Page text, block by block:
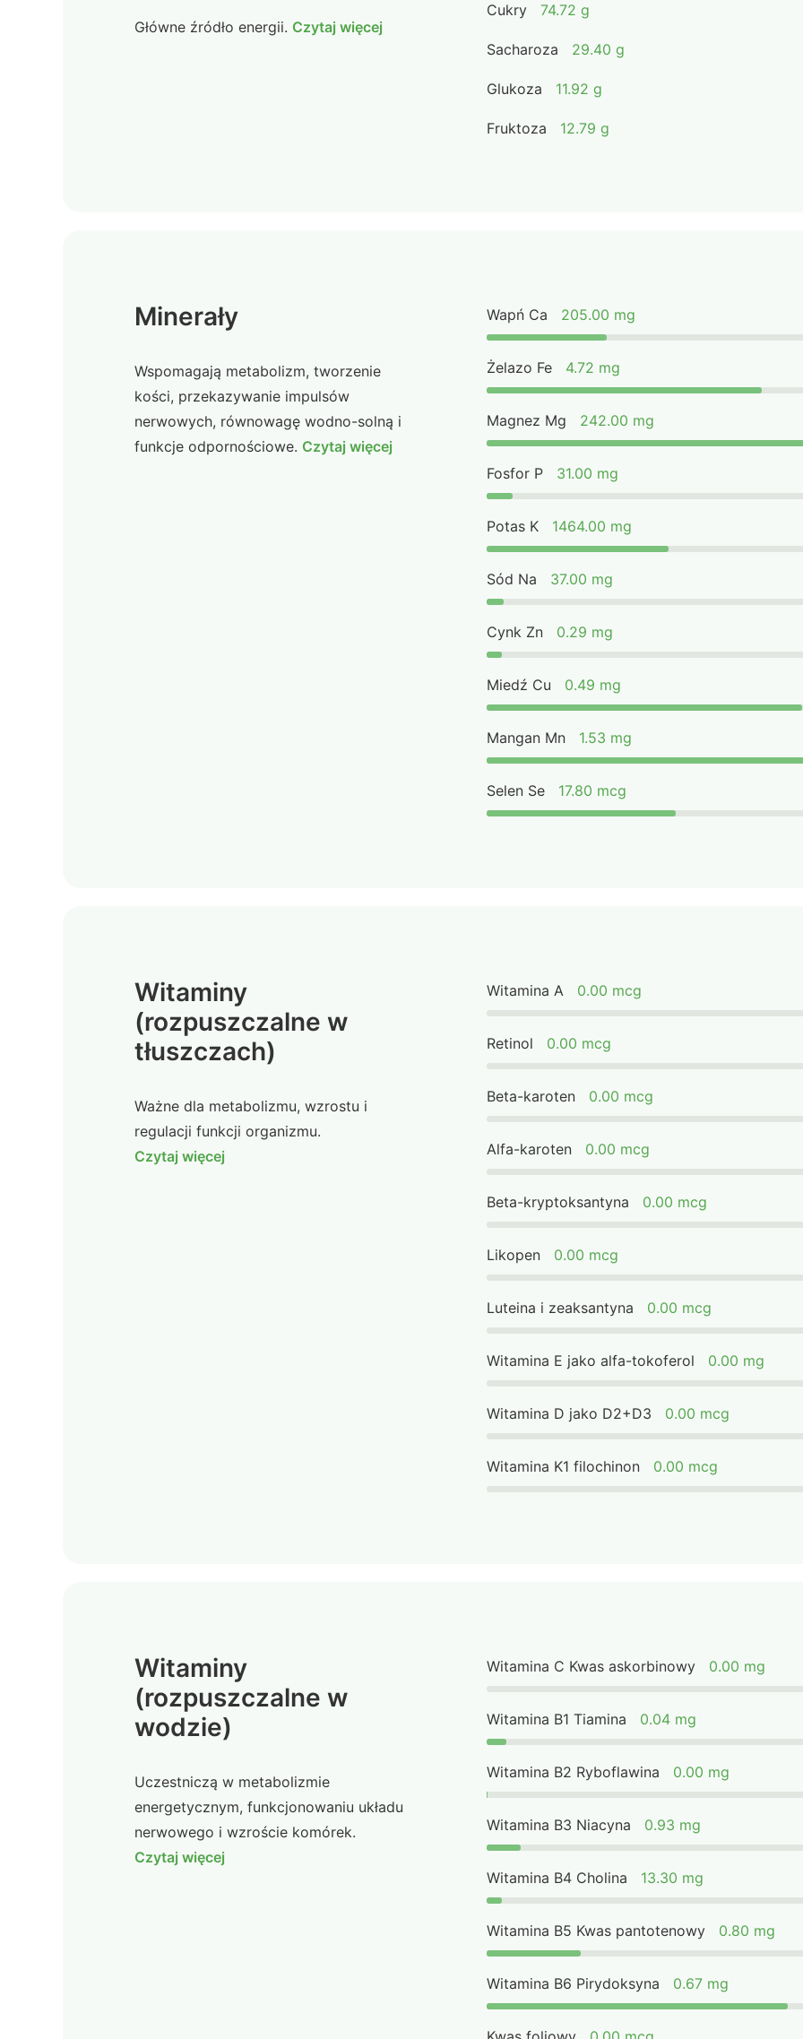
Główne źródło energii. Czytaj więcej
Cukry 74.72 g
Sacharoza 29.40 g
Glukoza 11.92 g
Fruktoza 12.79 g
Minerały
Wspomagają metabolizm, tworzenie
kości, przekazywanie impulsów
nerwowych, równowagę wodno-solną i
funkcje odpornościowe. Czytaj więcej
Wapń Ca 205.00 mg
Żelazo Fe 4.72 mg
Magnez Mg 242.00 mg
Fosfor P 31.00 mg
Potas K 1464.00 mg
Sód Na 37.00 mg
Cynk Zn 0.29 mg
Miedź Cu 0.49 mg
Mangan Mn 1.53 mg
Selen Se 17.80 mcg
Witaminy
(rozpuszczalne w
tłuszczach)
Ważne dla metabolizmu, wzrostu i
regulacji funkcji organizmu.
Czytaj więcej
Witamina A 0.00 mcg
Retinol 0.00 mcg
Beta-karoten 0.00 mcg
Alfa-karoten 0.00 mcg
Beta-kryptoksantyna 0.00 mcg
Likopen 0.00 mcg
Luteina i zeaksantyna 0.00 mcg
Witamina E jako alfa-tokoferol 0.00 mg
Witamina D jako D2+D3 0.00 mcg
Witamina K1 filochinon 0.00 mcg
Witaminy
(rozpuszczalne w
wodzie)
Uczestniczą w metabolizmie
energetycznym, funkcjonowaniu układu
nerwowego i wzroście komórek.
Czytaj więcej
Witamina C Kwas askorbinowy 0.00 mg
Witamina B1 Tiamina 0.04 mg
Witamina B2 Ryboflawina 0.00 mg
Witamina B3 Niacyna 0.93 mg
Witamina B4 Cholina 13.30 mg
Witamina B5 Kwas pantotenowy 0.80 mg
Witamina B6 Pirydoksyna 0.67 mg